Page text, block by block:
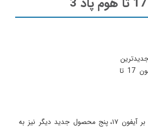
انتظار مي رود علاوه بر آيفون ۱۷، پنج محصول جديد ديگر نيز به